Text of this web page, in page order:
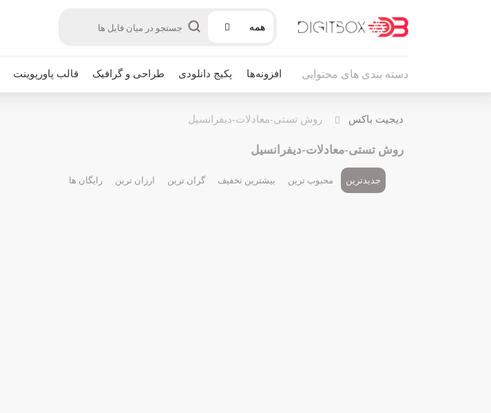
همه
دسته بندی های محتوایی افزونه‌ها پکیج دانلودی طراحی و گرافیک قالب پاورپوینت
دیجیت باکس روش تستی-معادلات-دیفرانسیل
روش تستی-معادلات-دیفرانسیل
جدیدترین محبوب ترین بیشترین تخفیف گران ترین ارزان ترین رایگان ها